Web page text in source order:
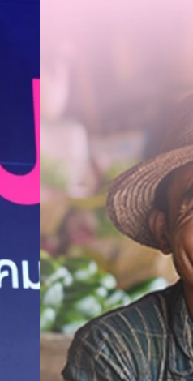
“สินเชื่อสร้างเครดิต ส
สำหรับหลายคน การกู้เงินกับธ
ไม่มีหลักทรัพย์ ไม่มีคนค้ำ หรือ
ผ่อนรถ ไปจนถึงการขอสินเชื่อ
อนาคตทางการเงินสะดุดตั้งแ
เพื่อคนที่อยากเริ่มต้นอย่างถูกท
เดือน ไม่มีหลักประกัน หรือไม่มี
อาชีพอิสระ รับจ้างทั่วไป ทำงา
สินเชื่อรูปแบบนี้จะไม่ได้ให้วงเงิ
ก้อนโต หากแต่เป็นการ “ปูทาง”
ของตัวเอง เพื่อจะได้มีโอกาส
แต่สินเชื่อนี้ถือเป็น “โอกาสแรก
กำหนด และเริ่มมีประวัติทางกา
ธนาคาร แน่นอนว่าสิ่งที่น่าสนใ
ผ่อนชำระได้สูงสุด 12 เดือน โ
อมลวรรณ ศรัทธานนท์ | 366
Read More